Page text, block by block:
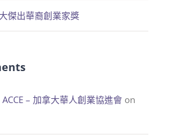
傑出華裔創業家獎
– 加拿大華人創業協進會on